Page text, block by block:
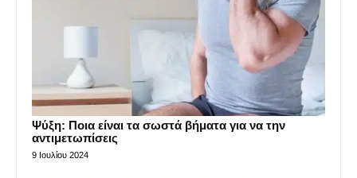
Ψύξη: Ποια είναι τα σωστά βήματα για να την
αντιμετωπίσεις
9 Ιουλίου 2024